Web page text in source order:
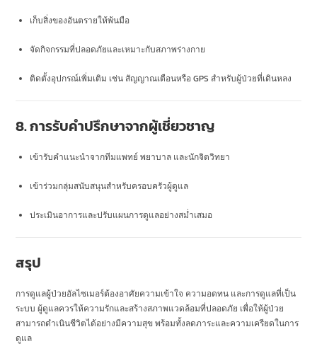
เก็บสิ่งของอันตรายให้พ้นมือ
จัดกิจกรรมที่ปลอดภัยและเหมาะกับสภาพร่างกาย
ติดตั้งอุปกรณ์เพิ่มเติม เช่น สัญญาณเตือนหรือ GPS สำหรับผู้ป่วยที่เดินหลง
8. การรับคำปรึกษาจากผู้เชี่ยวชาญ
เข้ารับคำแนะนำจากทีมแพทย์ พยาบาล และนักจิตวิทยา
เข้าร่วมกลุ่มสนับสนุนสำหรับครอบครัวผู้ดูแล
ประเมินอาการและปรับแผนการดูแลอย่างสม่ำเสมอ
สรุป
การดูแลผู้ป่วยอัลไซเมอร์ต้องอาศัยความเข้าใจ ความอดทน และการดูแลที่เป็น
ระบบ ผู้ดูแลควรให้ความรักและสร้างสภาพแวดล้อมที่ปลอดภัย เพื่อให้ผู้ป่วย
สามารถดำเนินชีวิตได้อย่างมีความสุข พร้อมทั้งลดภาระและความเครียดในการ
ดูแล